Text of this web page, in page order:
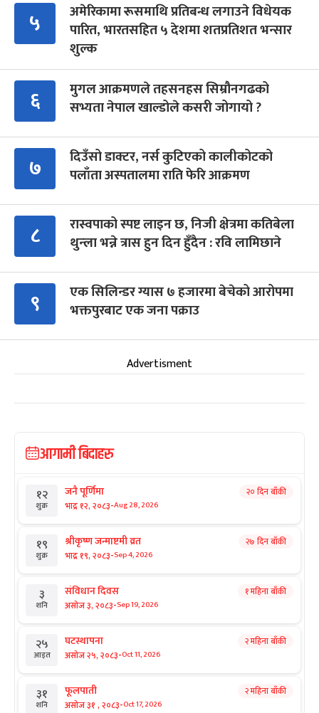
५
अमेरिकामा रूसमाथि प्रतिबन्ध लगाउने विधेयक
पारित, भारतसहित ५ देशमा शतप्रतिशत भन्सार
शुल्क
६
मुगल आक्रमणले तहसनहस सिम्रौनगढको
सभ्यता नेपाल खाल्डोले कसरी जोगायो ?
७
दिउँसो डाक्टर, नर्स कुटिएको कालीकोटको
पलाँता अस्पतालमा राति फेरि आक्रमण
८
रास्वपाको स्पष्ट लाइन छ, निजी क्षेत्रमा कतिबेला
थुन्ला भन्ने त्रास हुन दिन हुँदैन : रवि लामिछाने
९
एक सिलिन्डर ग्यास ७ हजारमा बेचेको आरोपमा
भक्तपुरबाट एक जना पक्राउ
Advertisment
आगामी बिदाहरु
१२
शुक्र
जनै पूर्णिमा
भाद्र १२, २०८३-Aug 28, 2026
२० दिन बाँकी
१९
शुक्र
श्रीकृष्ण जन्माष्टमी व्रत
भाद्र १९, २०८३-Sep 4, 2026
२७ दिन बाँकी
३
शनि
संविधान दिवस
असोज ३, २०८३-Sep 19, 2026
१ महिना बाँकी
२५
आइत
घटस्थापना
असोज २५, २०८३-Oct 11, 2026
२ महिना बाँकी
३१
शनि
फूलपाती
असोज ३१ , २०८३-Oct 17, 2026
२ महिना बाँकी